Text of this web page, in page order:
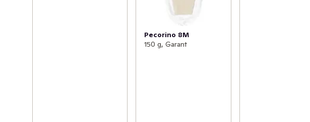
Pecorino 8M
150 g, Garant